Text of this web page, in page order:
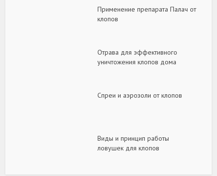
Применение препарата Палач от
клопов
Отрава для эффективного
уничтожения клопов дома
Спреи и аэрозоли от клопов
Виды и принцип работы
ловушек для клопов